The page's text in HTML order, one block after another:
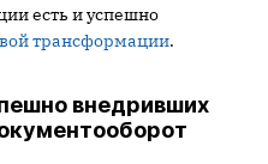
есть и успешно
трансформации.
внедривших